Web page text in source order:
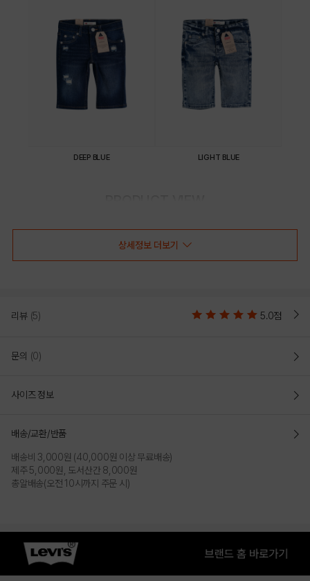
DEEP BLUE LIGHT BLUE
상세정보 더보기
리뷰 (5) 5.0점
문의 (0)
사이즈 정보
배송/교환/반품
배송비 3,000원 (40,000원 이상 무료배송)
제주 5,000원, 도서산간 8,000원
총알배송(오전 10시까지 주문 시)